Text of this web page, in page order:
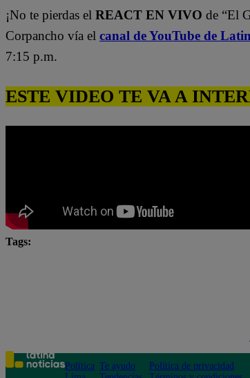
¡No te pierdas el REACT EN VIVO de “El
Corpancho vía el canal de YouTube de
7:15 p.m.
ESTE VIDEO TE VA A
Tags:
Política Te ayudo
Política de privacidad